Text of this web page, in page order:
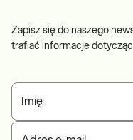
Zapisz się do naszego
trafiać informacje
Imię